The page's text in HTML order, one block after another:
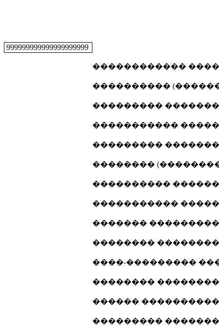
999999999999999999999
������������
����������
���������
�����������
���������
��������
����������
�����������
�������
��������
����-���������
��������
������
���������